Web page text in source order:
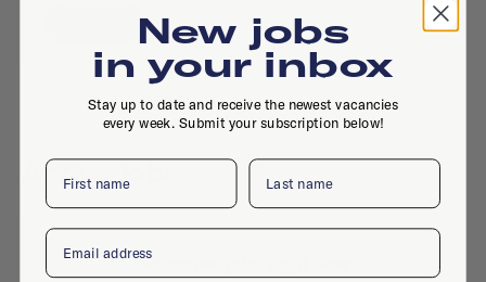
Active jobs
No active jobs right now
New jobs
in your inbox
Stay up to date and receive the newest vacancies
every week. Submit your subscription below!
First name Last name
Email